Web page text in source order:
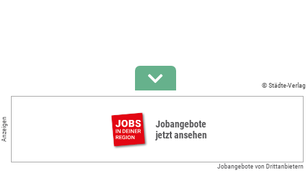
© Städte-Verlag
Anzeigen
Jobangebote
jetzt ansehen
Jobangebote von Drittanbietern